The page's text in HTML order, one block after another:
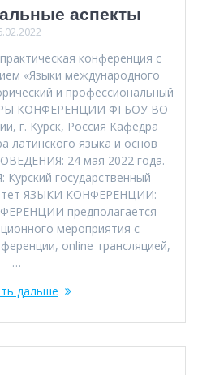
аспекты
конференция с
«Языки международного
и профессиональный
КОНФЕРЕНЦИИ ФГБОУ ВО
г. Курск, Россия Кафедра
латинского языка и основ
24 мая 2022 года.
государственный
ЯЗЫКИ КОНФЕРЕНЦИИ:
предполагается
мероприятия с
online трансляцией,
…
дальше